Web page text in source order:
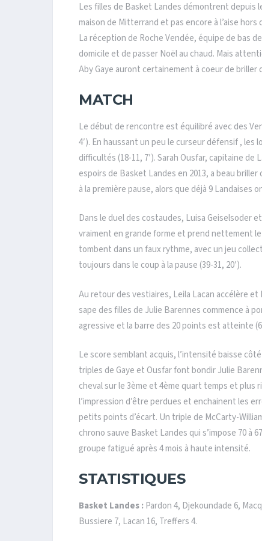
Les filles de Basket Landes démontrent depuis
maison de Mitterrand et pas encore à l’aise
La réception de Roche Vendée, équipe de bas
domicile et de passer Noël au chaud. Mais
Aby Gaye auront certainement à coeur de briller
MATCH
Le début de rencontre est équilibré avec des
4′). En haussant un peu le curseur défensif ,
difficultés (18-11, 7′). Sarah Ousfar, capitaine
espoirs de Basket Landes en 2013, a beau
à la première pause, alors que déjà 9 Landaises
Dans le duel des costaudes, Luisa Geiselsoder
vraiment en grande forme et prend nettement
tombent dans un faux rythme, avec un jeu
toujours dans le coup à la pause (39-31, 20′).
Au retour des vestiaires, Leila Lacan accélère et
sape des filles de Julie Barennes commence à
agressive et la barre des 20 points est atteinte
Le score semblant acquis, l’intensité baisse
triples de Gaye et Ousfar font bondir Julie
cheval sur le 3ème et 4ème quart temps et plus
l’impression d’être perdues et enchainent les
petits points d’écart. Un triple de McCarty-
chrono sauve Basket Landes qui s’impose 70 à
groupe fatigué après 4 mois à haute intensité.
STATISTIQUES
Basket Landes : Pardon 4, Djekoundade 6,
Bussiere 7, Lacan 16, Treffers 4.